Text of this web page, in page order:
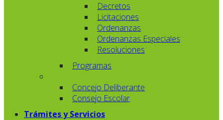
Decretos
Licitaciones
Ordenanzas
Ordenanzas Especiales
Resoluciones
Programas
Concejo Deliberante
Consejo Escolar
Trámites y Servicios